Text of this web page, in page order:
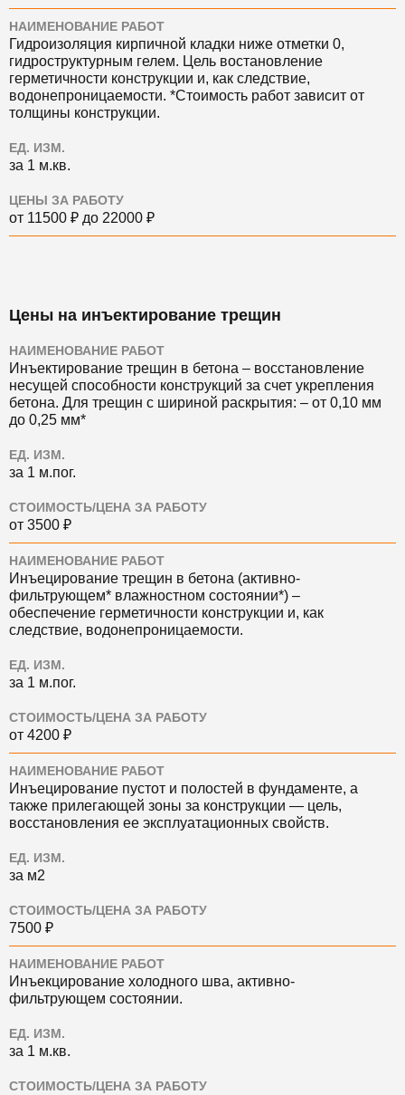
НАИМЕНОВАНИЕ РАБОТ
Гидроизоляция кирпичной кладки ниже отметки 0,
гидроструктурным гелем. Цель востановление
герметичности конструкции и, как следствие,
водонепроницаемости. *Стоимость работ зависит от
толщины конструкции.
ЕД. ИЗМ.
за 1 м.кв.
ЦЕНЫ ЗА РАБОТУ
от 11500 ₽ до 22000 ₽
Цены на инъектирование трещин
НАИМЕНОВАНИЕ РАБОТ
Инъектирование трещин в бетона ‒ восстановление
несущей способности конструкций за счет укрепления
бетона. Для трещин с шириной раскрытия: ‒ от 0,10 мм
до 0,25 мм*
ЕД. ИЗМ.
за 1 м.пог.
СТОИМОСТЬ/ЦЕНА ЗА РАБОТУ
от 3500 ₽
НАИМЕНОВАНИЕ РАБОТ
Инъецирование трещин в бетона (активно-
фильтрующем* влажностном состоянии*) ‒
обеспечение герметичности конструкции и, как
следствие, водонепроницаемости.
ЕД. ИЗМ.
за 1 м.пог.
СТОИМОСТЬ/ЦЕНА ЗА РАБОТУ
от 4200 ₽
НАИМЕНОВАНИЕ РАБОТ
Инъецирование пустот и полостей в фундаменте, а
также прилегающей зоны за конструкции — цель,
восстановления ее эксплуатационных свойств.
ЕД. ИЗМ.
за м2
СТОИМОСТЬ/ЦЕНА ЗА РАБОТУ
7500 ₽
НАИМЕНОВАНИЕ РАБОТ
Инъекцирование холодного шва, активно-
фильтрующем состоянии.
ЕД. ИЗМ.
за 1 м.кв.
СТОИМОСТЬ/ЦЕНА ЗА РАБОТУ